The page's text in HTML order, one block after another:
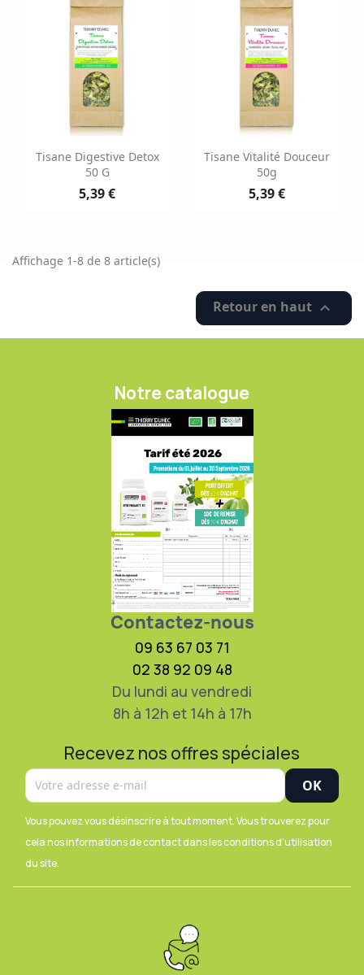
Tisane Digestive Detox
50 G
5,39 €
Tisane Vitalité Douceur
50g
5,39 €
Affichage 1-8 de 8 article(s)
Retour en haut 
Notre catalogue
Contactez-nous
09 63 67 03 71
02 38 92 09 48
Du lundi au vendredi
8h à 12h et 14h à 17h
Recevez nos offres spéciales
Vous pouvez vous désinscrire à tout moment. Vous trouverez pour
cela nos informations de contact dans les conditions d'utilisation
du site.